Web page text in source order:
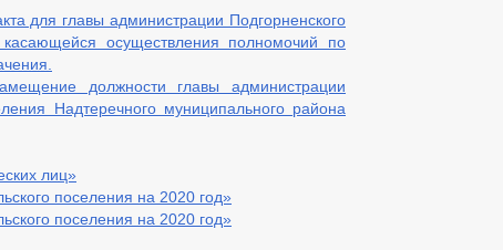
К СЛУЖЕБНОМУ ПОВЕДЕНИЮ И УРЕГУЛИРОВАНИЮ КОНФЛИКТА
ФАКТАХ КОРРУПЦИИ
_
К ОБСУЖДЕНИЮ
РАСПОРЯЖЕНИЯ АДМИНИСТРАЦИИ
НПА
ПУБЛИЧНЫЕ СЛУШАНИЯ
ЗАЯВЛЕНИЯ И ИНЫХ ДОКУМЕНТОВ ДЛЯ ОКАЗАНИЯ УСЛУГ
УСЛУГ
для главы администрации Подгорненского
касающейся осуществления полномочий по
должности главы администрации
Надтеречного муниципального района
лиц»
поселения на 2020 год»
поселения на 2020 год»